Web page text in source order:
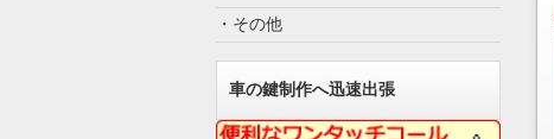
・その他
車の鍵制作へ迅速出張